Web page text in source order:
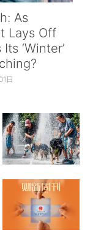
As
Lays Off
‘Winter’
日